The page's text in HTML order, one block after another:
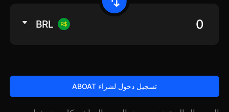
BRL
تسجيل دخول لشراء ABOAT